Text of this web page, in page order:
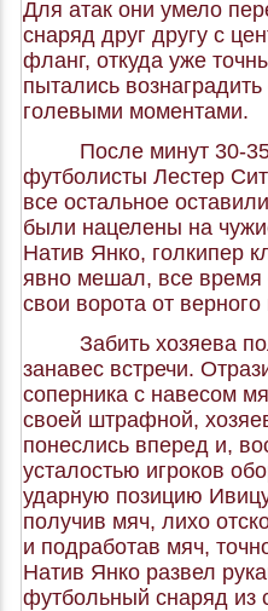
Для атак они умело
снаряд друг другу с
фланг, откуда уже
пытались
голевыми моментами.
После минут 30-
футболисты Лестер
все остальное
были нацелены на
Натив Янко, голкипер
явно мешал, все время
свои ворота от верного
Забить хозяева
занавес встречи.
соперника с навесом
своей штрафной,
понеслись вперед и,
усталостью игроков
ударную позицию
получив мяч, лихо
и подработав мяч,
Натив Янко развел
футбольный снаряд из